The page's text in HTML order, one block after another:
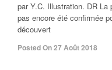
par Y.C. Illustration. DR La
pas encore été confirmée
découvert
Posted On 27 Août 2018